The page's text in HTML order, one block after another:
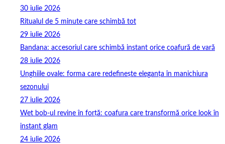
30 iulie 2026
Ritualul de 5 minute care schimbă tot
29 iulie 2026
Bandana: accesoriul care schimbă instant orice coafură de vară
28 iulie 2026
Unghiile ovale: forma care redefinește eleganța în manichiura
sezonului
27 iulie 2026
Wet bob-ul revine în forță: coafura care transformă orice look în
instant glam
24 iulie 2026